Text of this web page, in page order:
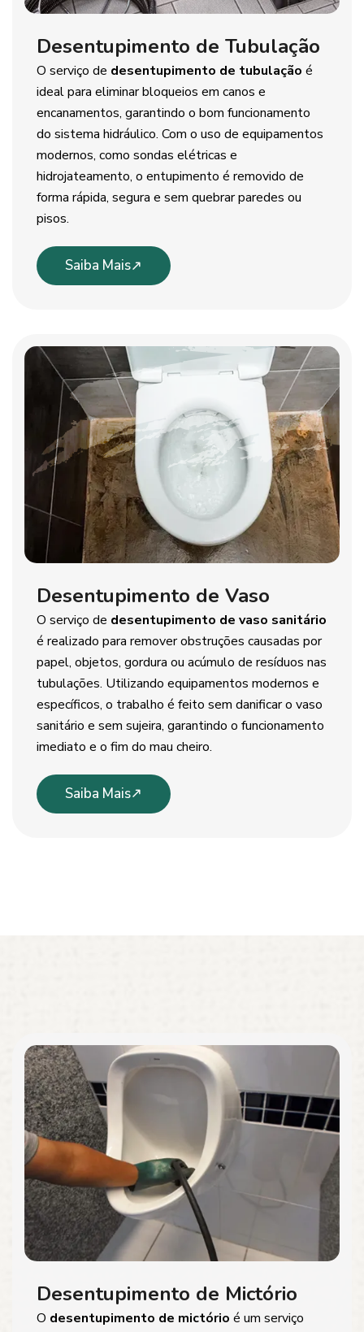
Desentupimento de Tubulação
O serviço de desentupimento de tubulação é
ideal para eliminar bloqueios em canos e
encanamentos, garantindo o bom funcionamento
do sistema hidráulico. Com o uso de equipamentos
modernos, como sondas elétricas e
hidrojateamento, o entupimento é removido de
forma rápida, segura e sem quebrar paredes ou
pisos.
Saiba Mais
Desentupimento de Vaso
O serviço de desentupimento de vaso sanitário
é realizado para remover obstruções causadas por
papel, objetos, gordura ou acúmulo de resíduos nas
tubulações. Utilizando equipamentos modernos e
específicos, o trabalho é feito sem danificar o vaso
sanitário e sem sujeira, garantindo o funcionamento
imediato e o fim do mau cheiro.
Saiba Mais
Desentupimento de Mictório
O desentupimento de mictório é um serviço